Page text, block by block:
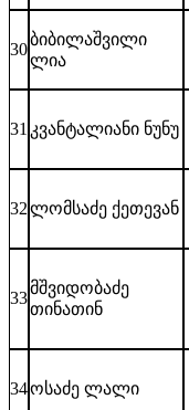
30
ბიბილაშვილი
ლია
31 კვანტალიანი ნუნუ
32ლომსაძე ქეთევან
33
მშვიდობაძე
თინათინ
34ოსაძე ლალი